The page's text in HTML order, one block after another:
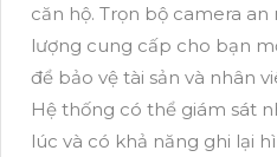
căn hộ. Trọn bộ camera
lượng cung cấp cho bạn
để bảo vệ tài sản và nhân
Hệ thống có thể giám sát
lúc và có khả năng ghi lại